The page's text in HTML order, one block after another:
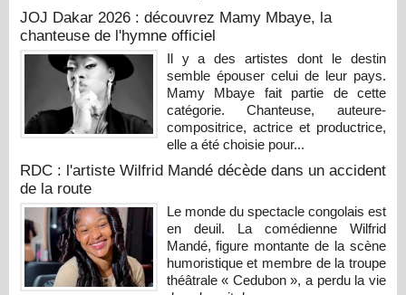
JOJ Dakar 2026 : découvrez Mamy Mbaye, la
chanteuse de l'hymne officiel
Il y a des artistes dont le destin
semble épouser celui de leur pays.
Mamy Mbaye fait partie de cette
catégorie. Chanteuse, auteure-
compositrice, actrice et productrice,
elle a été choisie pour...
RDC : l'artiste Wilfrid Mandé décède dans un accident
de la route
Le monde du spectacle congolais est
en deuil. La comédienne Wilfrid
Mandé, figure montante de la scène
humoristique et membre de la troupe
théâtrale « Cedubon », a perdu la vie